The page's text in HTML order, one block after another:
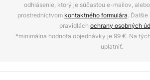
odhlásenie, ktorý je súčasťou e-mailov,
prostredníctvom kontaktného formulára.
pravidlách ochrany osobných
*minimálna hodnota objednávky je 99 €. Na
uplatniť.